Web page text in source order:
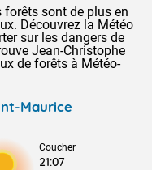
sont de plus en
Découvrez la Météo
sur les dangers de
Jean-Christophe
de forêts à Météo-
Maurice
Coucher
21:07